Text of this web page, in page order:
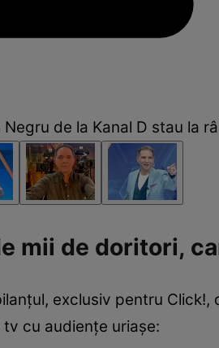
Negru de la Kanal D stau la
mii de doritori,
exclusiv pentru Click!,
cu audiențe uriașe: